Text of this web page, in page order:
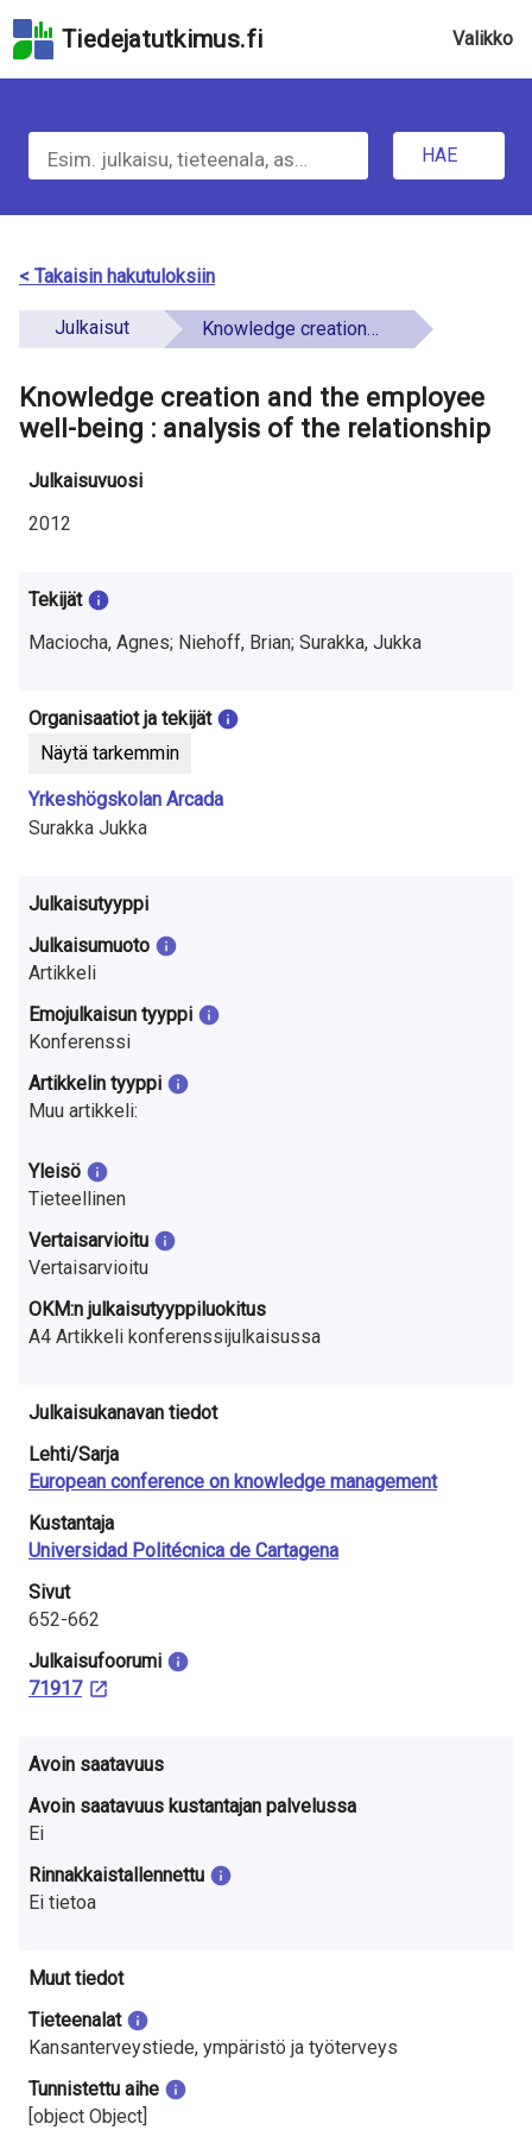
hakukenttään
pääsisältöön
Hyppää
saavutettavuusselosteeseen
Tiedejatutkimus.fi Valikko
e
H
a
e
t
t
o
a
t
u
t
i
m
u
s
e
s
t
a
S
u
o
m
e
s
s
a
HAE
< Takaisin hakutuloksiin
Julkaisut Knowledge creation and the employee well-being : analysis of the relationship
Knowledge creation and the employee
well-being : analysis of the relationship
Julkaisuvuosi
2012
Tekijät
Maciocha, Agnes; Niehoff, Brian; Surakka, Jukka
Organisaatiot ja tekijät
Näytä tarkemmin
Yrkeshögskolan Arcada
Surakka Jukka
Julkaisutyyppi
Julkaisumuoto
Artikkeli
Emojulkaisun tyyppi
Konferenssi
Artikkelin tyyppi
Muu artikkeli:
Yleisö
Tieteellinen
Vertaisarvioitu
Vertaisarvioitu
OKM:n julkaisutyyppiluokitus
A4 Artikkeli konferenssijulkaisussa
Julkaisukanavan tiedot
Lehti/Sarja
European conference on knowledge management
Kustantaja
Universidad Politécnica de Cartagena
Sivut
652-662
Julkaisu­foorumi
71917
Avoin saatavuus
Avoin saatavuus kustantajan palvelussa
Ei
Rinnakkaistallennettu
Ei tietoa
Muut tiedot
Tieteenalat
Kansanterveystiede, ympäristö ja työterveys
Tunnistettu aihe
[object Object]